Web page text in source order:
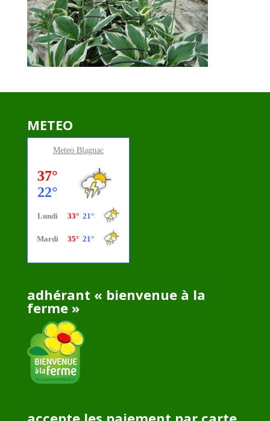
METEO
Meteo Blagnac
adhérant « bienvenue à la
ferme »